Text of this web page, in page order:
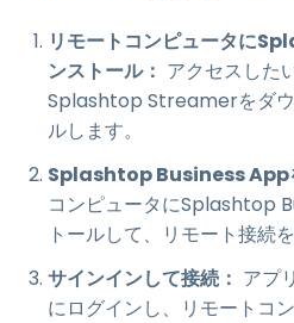
リモートコンピュータに
ンストール： アクセスした
Splashtop Streamerをダウ
ルします。
Splashtop Business App
コンピュータにSplashtop
トールして、リモート接続
サインインして接続： アプ
にログインし、リモートコ